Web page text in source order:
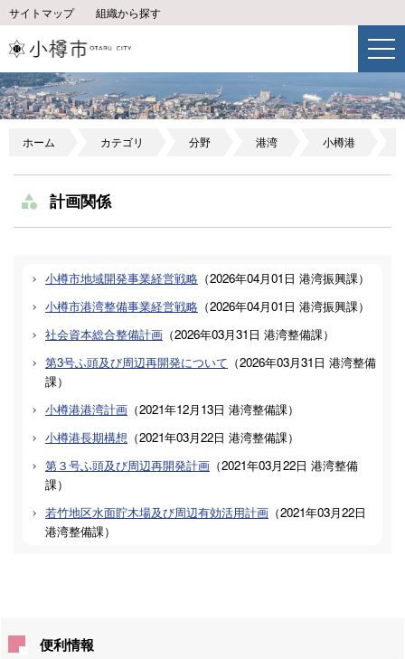
サイトマップ 組織から探す
ホーム カテゴリ 分野 港湾 小樽港
計画関係
小樽市地域開発事業経営戦略 （2026年04月01日 港湾振興課）
小樽市港湾整備事業経営戦略 （2026年04月01日 港湾振興課）
社会資本総合整備計画 （2026年03月31日 港湾整備課）
第3号ふ頭及び周辺再開発について （2026年03月31日 港湾整備
課）
小樽港港湾計画 （2021年12月13日 港湾整備課）
小樽港長期構想 （2021年03月22日 港湾整備課）
第３号ふ頭及び周辺再開発計画 （2021年03月22日 港湾整備
課）
若竹地区水面貯木場及び周辺有効活用計画 （2021年03月22日
港湾整備課）
便利情報